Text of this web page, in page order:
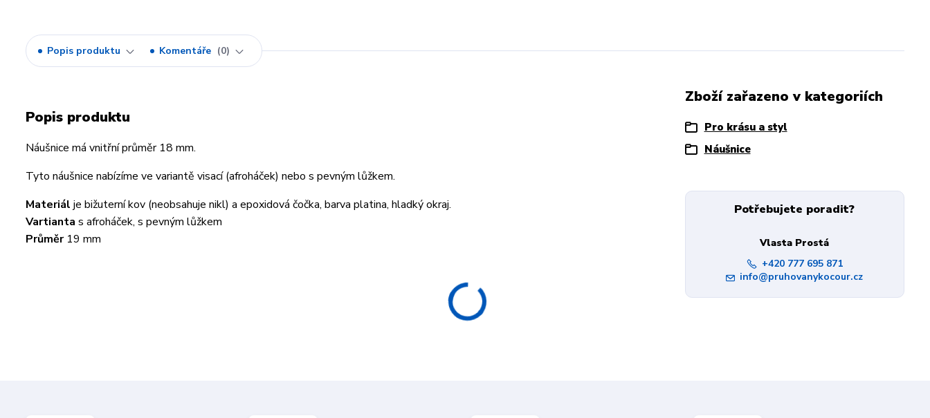
Popis produktu Komentáře 0
Popis produktu
Náušnice má vnitřní průměr 18 mm.
Tyto náušnice nabízíme ve variantě visací (afroháček) nebo s pevným lůžkem.
Materiál je bižuterní kov (neobsahuje nikl) a epoxidová čočka, barva platina, hladký okraj.
Vartianta s afroháček, s pevným lůžkem
Průměr 19 mm
Zboží zařazeno v kategoriích
Pro krásu a styl
Náušnice
Potřebujete poradit?
Vlasta Prostá
+420 777 695 871
info@pruhovanykocour.cz